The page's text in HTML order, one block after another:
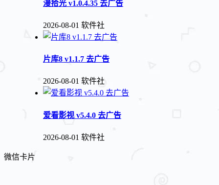
漫拾光 v1.0.4.35 去广告
2026-08-01 软件社
片库8 v1.1.7 去广告
2026-08-01 软件社
爱看影视 v5.4.0 去广告
2026-08-01 软件社
微信卡片